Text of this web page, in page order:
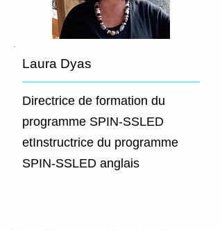
Laura Dyas
Directrice de formation du
programme SPIN-SSLED
etInstructrice du programme
SPIN-SSLED anglais